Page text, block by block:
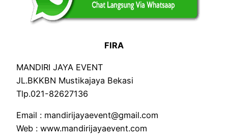
FIRA
MANDIRI JAYA EVENT
JL.BKKBN Mustikajaya Bekasi
Tlp.021-82627136
Email : mandirijayaevent@gmail.com
Web : www.mandirijayaevent.com